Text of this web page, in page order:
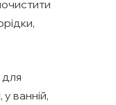
для
ванній,